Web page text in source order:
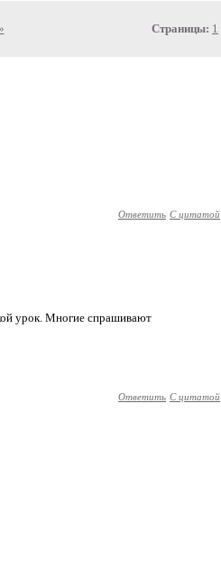
Страницы: 1
Ответить С цитатой
урок. Многие спрашивают
Ответить С цитатой